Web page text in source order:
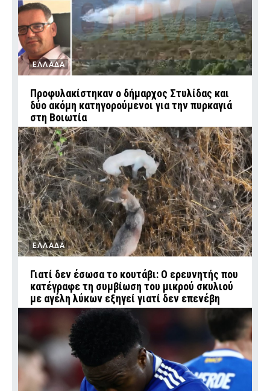
ΕΛΛΑΔΑ
Προφυλακίστηκαν ο δήμαρχος Στυλίδας και
δύο ακόμη κατηγορούμενοι για την πυρκαγιά
στη Βοιωτία
ΕΛΛΑΔΑ
Γιατί δεν έσωσα το κουτάβι: Ο ερευνητής που
κατέγραφε τη συμβίωση του μικρού σκυλιού
με αγέλη λύκων εξηγεί γιατί δεν επενέβη